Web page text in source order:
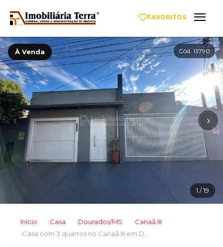
FAVORITOS
À Venda Cód. 13790
‹ ›
1 / 19
Início Casa Dourados/MS
Canaã III